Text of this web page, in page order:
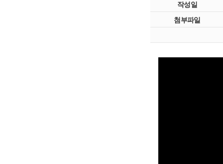
작성일
첨부파일